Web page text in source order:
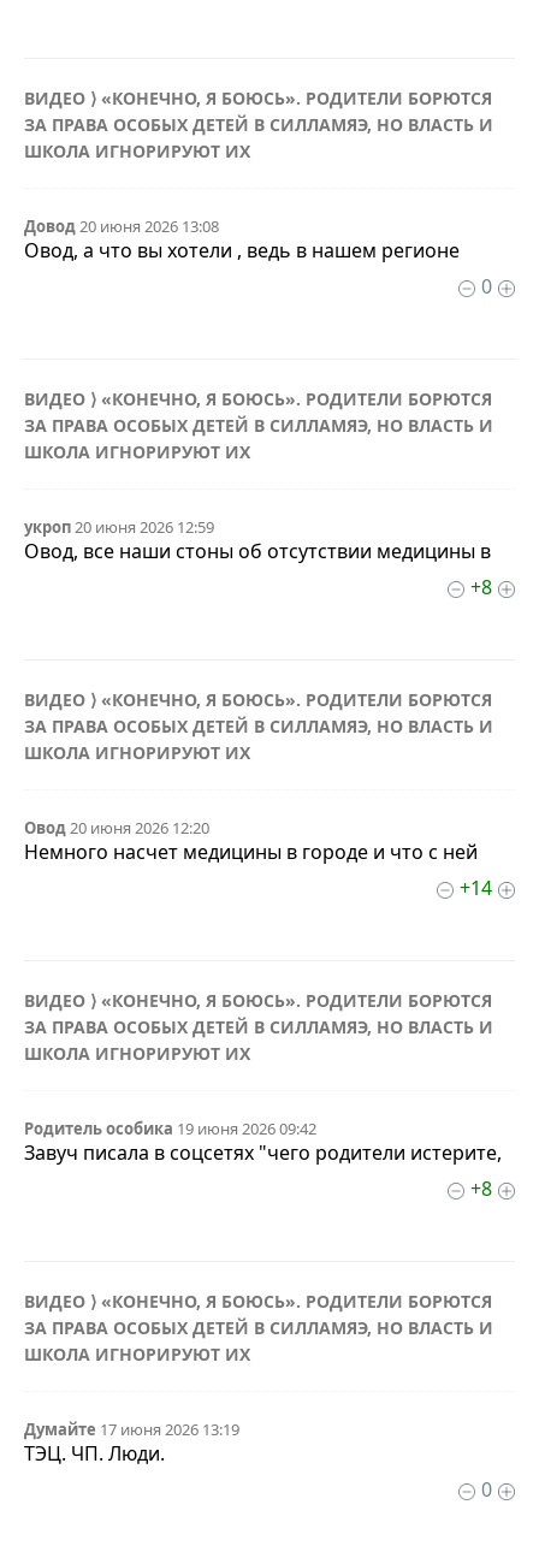
ВИДЕО ⟩ «КОНЕЧНО, Я БОЮСЬ». РОДИТЕЛИ БОРЮТСЯ
ЗА ПРАВА ОСОБЫХ ДЕТЕЙ В СИЛЛАМЯЭ, НО ВЛАСТЬ И
ШКОЛА ИГНОРИРУЮТ ИХ
Довод20 июня 2026 13:08
Овод, а что вы хотели , ведь в нашем регионе
0
ВИДЕО ⟩ «КОНЕЧНО, Я БОЮСЬ». РОДИТЕЛИ БОРЮТСЯ
ЗА ПРАВА ОСОБЫХ ДЕТЕЙ В СИЛЛАМЯЭ, НО ВЛАСТЬ И
ШКОЛА ИГНОРИРУЮТ ИХ
укроп20 июня 2026 12:59
Овод, все наши стоны об отсутствии медицины в
+8
ВИДЕО ⟩ «КОНЕЧНО, Я БОЮСЬ». РОДИТЕЛИ БОРЮТСЯ
ЗА ПРАВА ОСОБЫХ ДЕТЕЙ В СИЛЛАМЯЭ, НО ВЛАСТЬ И
ШКОЛА ИГНОРИРУЮТ ИХ
Овод20 июня 2026 12:20
Немного насчет медицины в городе и что с ней
+14
ВИДЕО ⟩ «КОНЕЧНО, Я БОЮСЬ». РОДИТЕЛИ БОРЮТСЯ
ЗА ПРАВА ОСОБЫХ ДЕТЕЙ В СИЛЛАМЯЭ, НО ВЛАСТЬ И
ШКОЛА ИГНОРИРУЮТ ИХ
Родитель особика 19 июня 2026 09:42
Завуч писала в соцсетях "чего родители истерите,
+8
ВИДЕО ⟩ «КОНЕЧНО, Я БОЮСЬ». РОДИТЕЛИ БОРЮТСЯ
ЗА ПРАВА ОСОБЫХ ДЕТЕЙ В СИЛЛАМЯЭ, НО ВЛАСТЬ И
ШКОЛА ИГНОРИРУЮТ ИХ
Думайте 17 июня 2026 13:19
ТЭЦ. ЧП. Люди.
0